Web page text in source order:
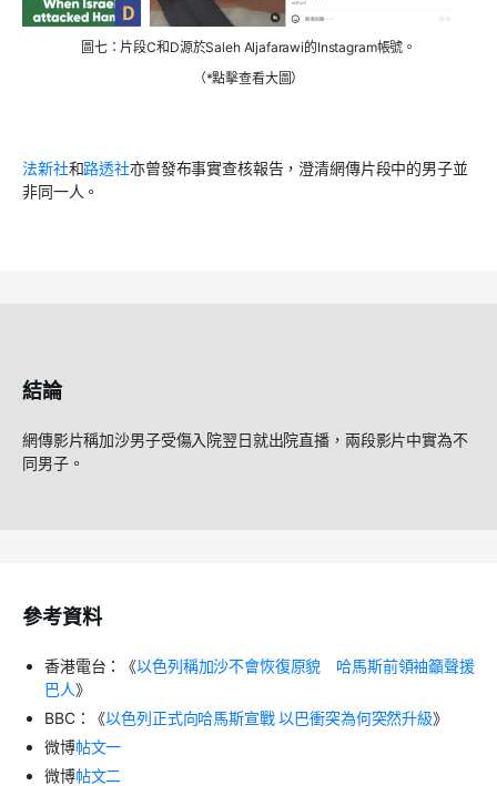
圖七：片段C和D源於Saleh Aljafarawi的Instagram帳號。
（*點擊查看大圖）
法新社和路透社亦曾發布事實查核報告，澄清網傳片段中的男子並
非同一人。
結論
網傳影片稱加沙男子受傷入院翌日就出院直播，兩段影片中實為不
同男子。
參考資料
香港電台：《以色列稱加沙不會恢復原貌 哈馬斯前領袖籲聲援
巴人》
BBC：《以色列正式向哈馬斯宣戰 以巴衝突為何突然升級》
微博帖文一
微博帖文二